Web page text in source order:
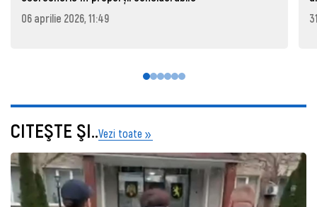
06 aprilie 2026, 11:49
CITEŞTE ŞI..Vezi toate